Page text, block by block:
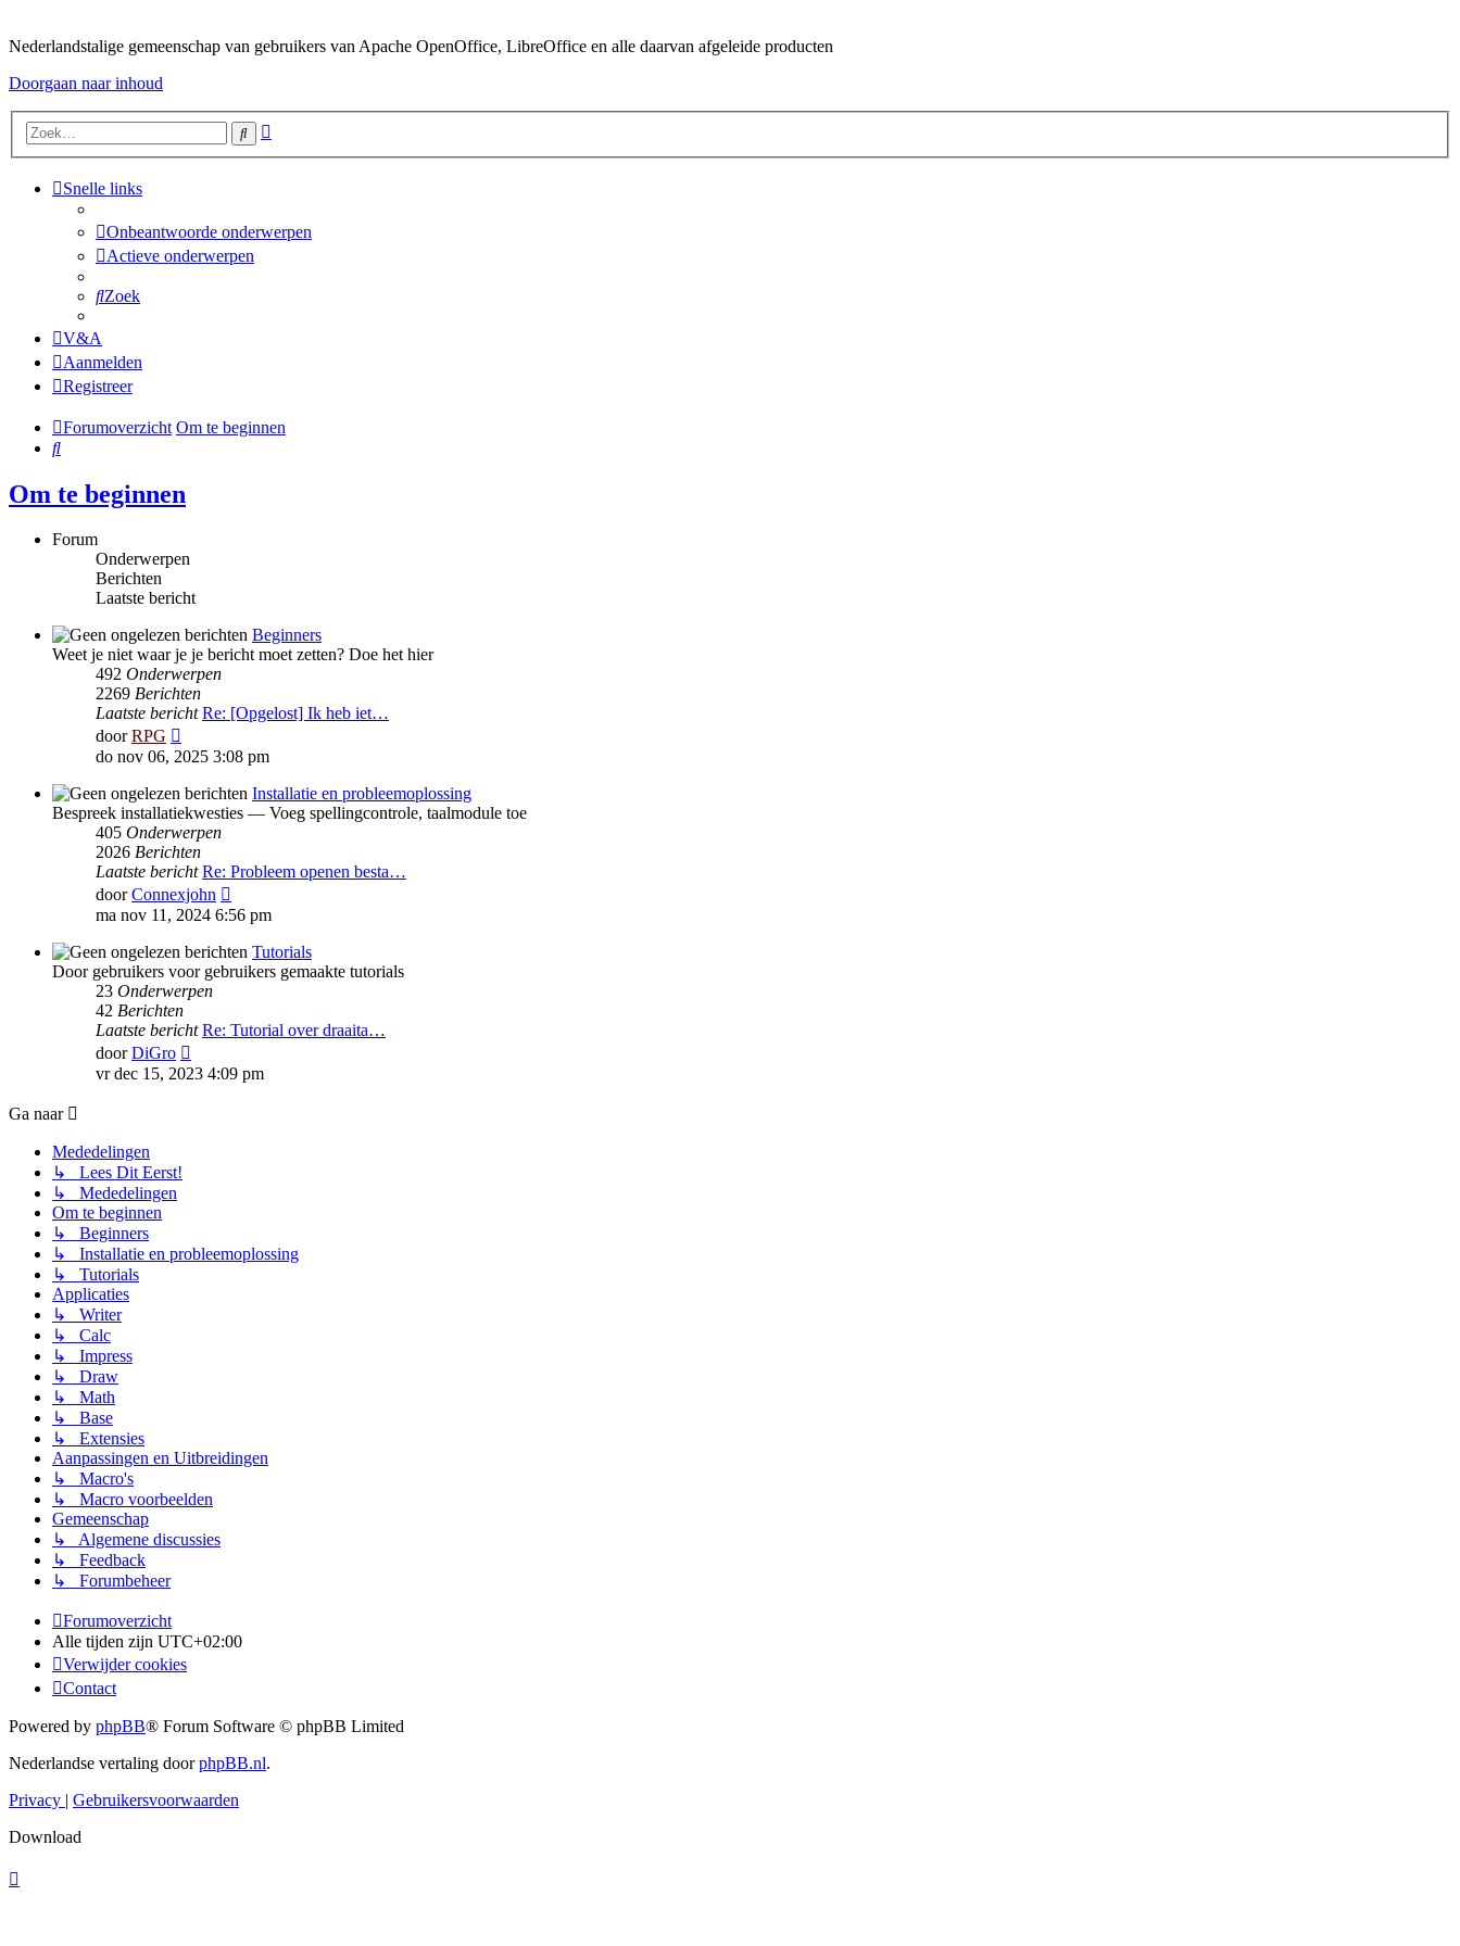
Nederlandstalige gemeenschap van gebruikers van Apache OpenOffice, LibreOffice en alle daarvan afgeleide producten
Doorgaan naar inhoud
Zoek
Snelle links
Onbeantwoorde onderwerpen
Actieve onderwerpen
Zoek
V&A
Aanmelden
Registreer
Forumoverzicht Om te beginnen
Zoek
Om te beginnen
Forum
Onderwerpen
Berichten
Laatste bericht
Beginners
Weet je niet waar je je bericht moet zetten? Doe het hier
492 Onderwerpen
2269 Berichten
Laatste bericht Re: [Opgelost] Ik heb iet…
doorRPG
laatste
do nov 06, 2025 3:08 pm
Installatie en probleemoplossing
Bespreek installatiekwesties — Voeg spellingcontrole, taalmodule toe
405 Onderwerpen
2026 Berichten
Laatste bericht Re: Probleem openen besta…
doorConnexjohn
laatste
bericht
ma nov 11, 2024 6:56 pm
Tutorials
Door gebruikers voor gebruikers gemaakte tutorials
23 Onderwerpen
42 Berichten
Laatste bericht Re: Tutorial over draaita…
doorDiGro
laatste
vr dec 15, 2023 4:09 pm
Ga naar
Mededelingen
↳ Lees Dit Eerst!
↳ Mededelingen
Om te beginnen
↳ Beginners
↳ Installatie en probleemoplossing
↳ Tutorials
Applicaties
↳ Writer
↳ Calc
↳ Impress
↳ Draw
↳ Math
↳ Base
↳ Extensies
Aanpassingen en Uitbreidingen
↳ Macro's
↳ Macro voorbeelden
Gemeenschap
↳ Algemene discussies
↳ Feedback
↳ Forumbeheer
Forumoverzicht
Alle tijden zijn UTC+02:00
Verwijder cookies
Contact
Powered by phpBB® Forum Software © phpBB Limited
Nederlandse vertaling doorphpBB.nl.
Privacy | Gebruikersvoorwaarden
Download